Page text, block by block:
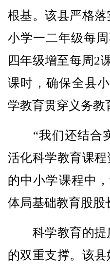
根基。该县严格
小学一二年级每
四年级增至每周2
课时，确保全县
学教育贯穿义务教
“我们还结合实
活化科学教育课
的中小学课程中
体局基础教育股股
科学教育的提
的双重支撑。该